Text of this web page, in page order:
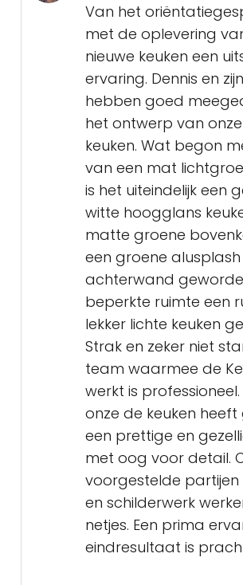
Van het
met de oplevering
nieuwe keuken een
ervaring. Dennis en
hebben goed
het ontwerp van
keuken. Wat begon
van een mat
is het uiteindelijk een
witte hoogglans
matte groene
een groene alusplash
achterwand
beperkte ruimte een
lekker lichte keuken
Strak en zeker niet
team waarmee de
werkt is
onze de keuken
een prettige en
met oog voor detail.
voorgestelde
en schilderwerk
netjes. Een prima
eindresultaat is